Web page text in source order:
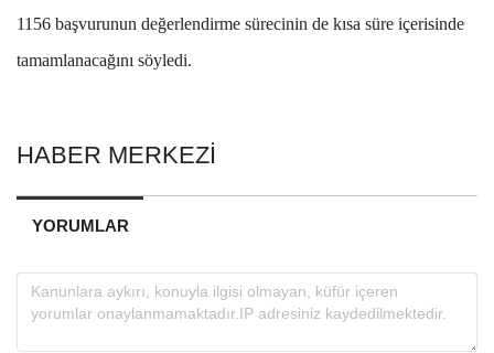
1156 başvurunun değerlendirme sürecinin de kısa süre içerisinde
tamamlanacağını söyledi.
HABER MERKEZİ
YORUMLAR